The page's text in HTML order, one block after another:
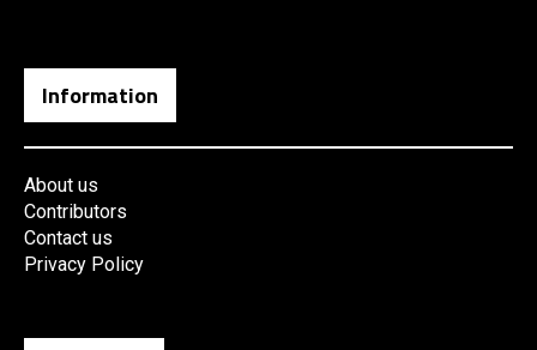
Information
About us
Contributors
Contact us
Privacy Policy